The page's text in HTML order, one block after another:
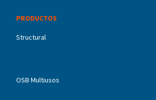
PRODUCTOS
Structural
OSB Multiusos